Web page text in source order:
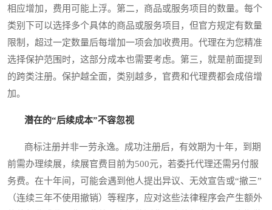
相应增加，费用可能上浮。第二，商品或服务项目的数量。每个
类别下可以选择多个具体的商品或服务项目，但官方规定有数量
限制，超过一定数量后每增加一项会加收费用。代理在为您精准
选择保护范围时，这部分成本也需要考虑。第三，就是前面提到
的跨类注册。保护越全面，类别越多，官费和代理费都会成倍增
加。
潜在的“后续成本”不容忽视
商标注册并非一劳永逸。成功注册后，有效期为十年，到期
前需办理续展，续展官费目前为500元，若委托代理还需另付服
务费。在十年间，可能会遇到他人提出异议、无效宣告或“撤三”
（连续三年不使用撤销）等程序，应对这些法律程序会产生额外